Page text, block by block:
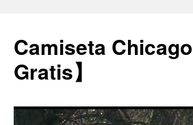
Camiseta
Gratis】